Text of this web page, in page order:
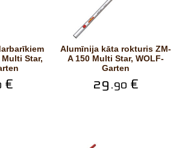
Multi Star,
€
Alumīnija kāta rokturis ZM-
A 150 Multi Star, WOLF-
Garten
29.90 €